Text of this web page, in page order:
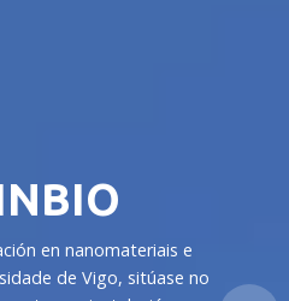
en nanomateriais e
de Vigo, sitúase no